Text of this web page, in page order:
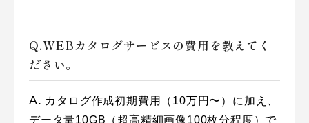
WEBカタログサービスの費用を教えてく
ださい。
カタログ作成初期費用（10万円〜）に加え、
データ量10GB（超高精細画像100枚分程度）で